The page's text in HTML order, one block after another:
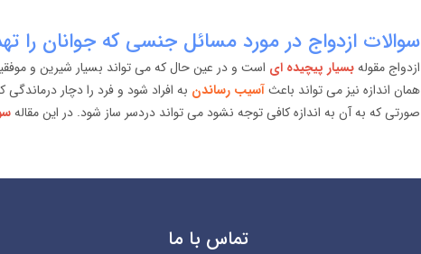
سوالات ازدواج در مورد مسائل جنسی که جوانان را
ازدواج مقولهبسیار پیچیده ای است و در عین حال که می تواند بسیار شیرین و
همان اندازه نیز می تواند باعثآسیب رساندن به افراد شود و فرد را دچار
صورتی که به آن به اندازه کافی توجه نشود می تواند دردسر ساز شود. در این مقاله
تماس با ما